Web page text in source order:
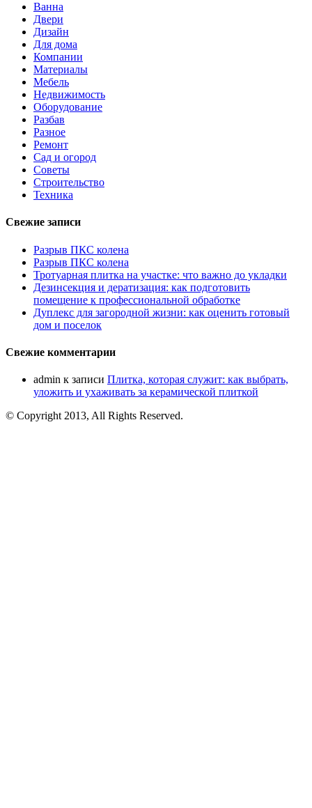
Ванна
Двери
Дизайн
Для дома
Компании
Материалы
Мебель
Недвижимость
Оборудование
Разбав
Разное
Ремонт
Сад и огород
Советы
Строительство
Техника
Свежие записи
Разрыв ПКС колена
Разрыв ПКС колена
Тротуарная плитка на участке: что важно до укладки
Дезинсекция и дератизация: как подготовить
помещение к профессиональной обработке
Дуплекс для загородной жизни: как оценить готовый
дом и поселок
Свежие комментарии
admin к записи Плитка, которая служит: как выбрать,
уложить и ухаживать за керамической плиткой
© Copyright 2013, All Rights Reserved.